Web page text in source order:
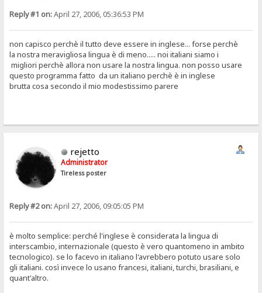
Reply #1 on:April 27, 2006, 05:36:53 PM
non capisco perchè il tutto deve essere in inglese... forse perchè
la nostra meravigliosa lingua è di meno..... noi italiani siamo i
migliori perchè allora non usare la nostra lingua. non posso usare
questo programma fatto da un italiano perchè è in inglese
brutta cosa secondo il mio modestissimo parere
rejetto
Administrator
Tireless poster
Reply #2 on:April 27, 2006, 09:05:05 PM
è molto semplice: perché l'inglese è considerata la lingua di
interscambio, internazionale (questo è vero quantomeno in ambito
tecnologico). se lo facevo in italiano l'avrebbero potuto usare solo
gli italiani. così invece lo usano francesi, italiani, turchi, brasiliani, e
quant'altro.